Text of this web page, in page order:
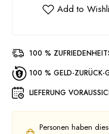
100 %
100 % GELD-ZURÜCK-
LIEFERUNG
Personen haben